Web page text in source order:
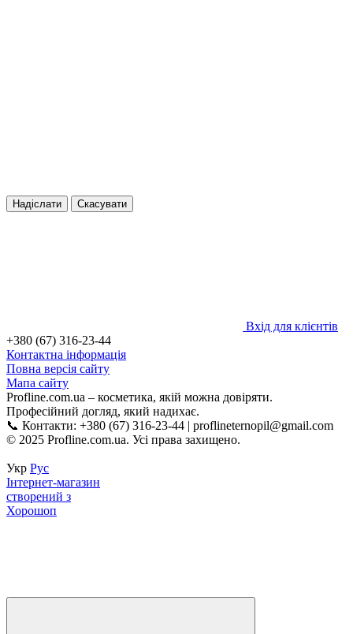
Надіслати Скасувати
Вхід для клієнтів
+380 (67) 316-23-44
Контактна інформація
Повна версія сайту
Мапа сайту
Profline.com.ua – косметика, якій можна довіряти.
Професійний догляд, який надихає.
📞 Контакти: +380 (67) 316-23-44 | proflineternopil@gmail.com
© 2025 Profline.com.ua. Усі права захищено.
Укр Рус
Інтернет-магазин
створений з
Хорошоп